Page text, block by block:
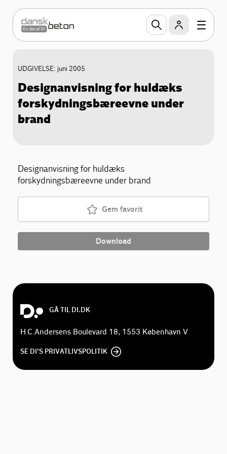
UDGIVELSE: juni 2005
Designanvisning for huldæks
forskydningsbæreevne under
brand
Designanvisning for huldæks
forskydningsbæreevne under brand
Gem favorit
Download
GÅ TIL DI.DK
H.C.Andersens Boulevard 18, 1553 København V
SE DI'S PRIVATLIVSPOLITIK